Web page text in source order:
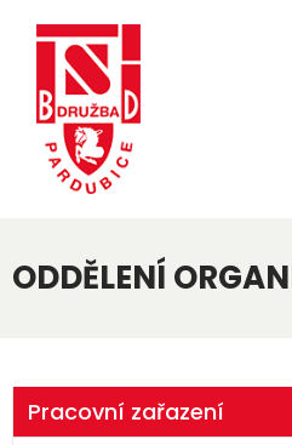
ODDĚLENÍ
Pracovní zařazení